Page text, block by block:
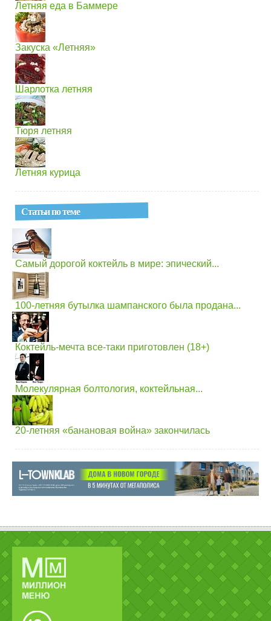
Летняя еда в Баммере
Закуска «Летняя»
Шарлотка летняя
Тюря летняя
Летняя курица
Статьи по теме
Самый дорогой коктейль в мире: эпический...
100-летняя бутылка шампанского была продана...
Коктейль-мечта все-таки приготовлен (18+)
Молекулярная болтология, коктейльная...
20-летняя «банановая война» закончилась